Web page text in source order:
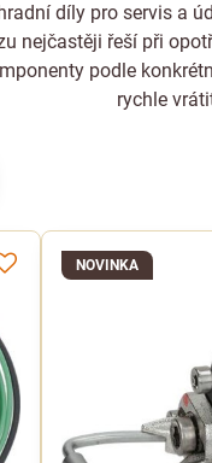
díly pro servis a
nejčastěji řeší při
podle
rychle
NOVINKA